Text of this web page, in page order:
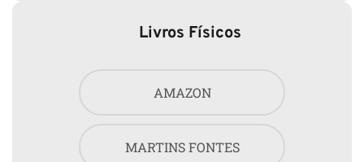
Livros Físicos
AMAZON
MARTINS FONTES